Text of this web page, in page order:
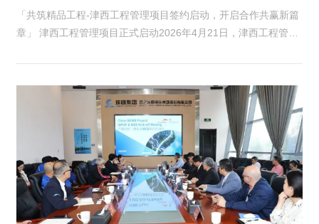
「共筑精品工程-津西工程管理项目签约启动，开启合作共赢新篇
章」 津西工程管理项目正式启动2026年4月21日，津西工程管理